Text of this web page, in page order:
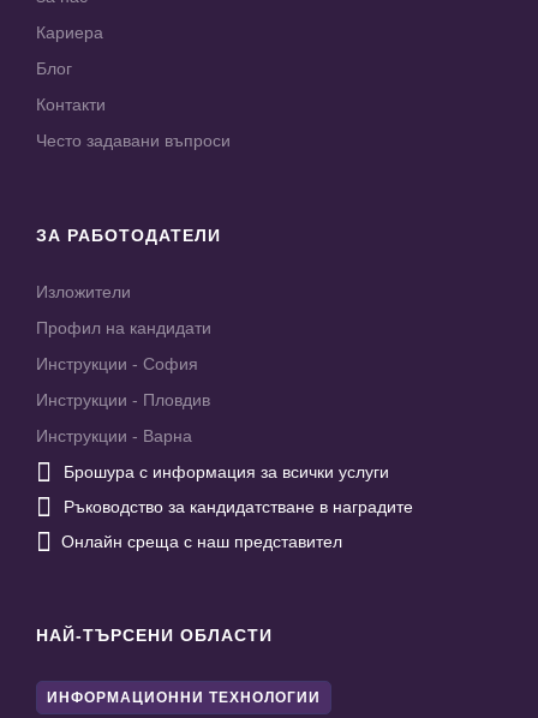
Кариера
Блог
Контакти
Често задавани въпроси
ЗА РАБОТОДАТЕЛИ
Изложители
Профил на кандидати
Инструкции - София
Инструкции - Пловдив
Инструкции - Варна
 Брошура с информация за всички услуги
 Ръководство за кандидатстване в наградите
 Онлайн среща с наш представител
НАЙ-ТЪРСЕНИ ОБЛАСТИ
ИНФОРМАЦИОННИ ТЕХНОЛОГИИ